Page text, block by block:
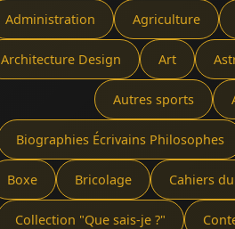
Administration Agriculture
Architecture Design Art
Autres sports
Biographies Écrivains Philosophes
Boxe Bricolage Cahiers
Collection "Que sais-je ?"